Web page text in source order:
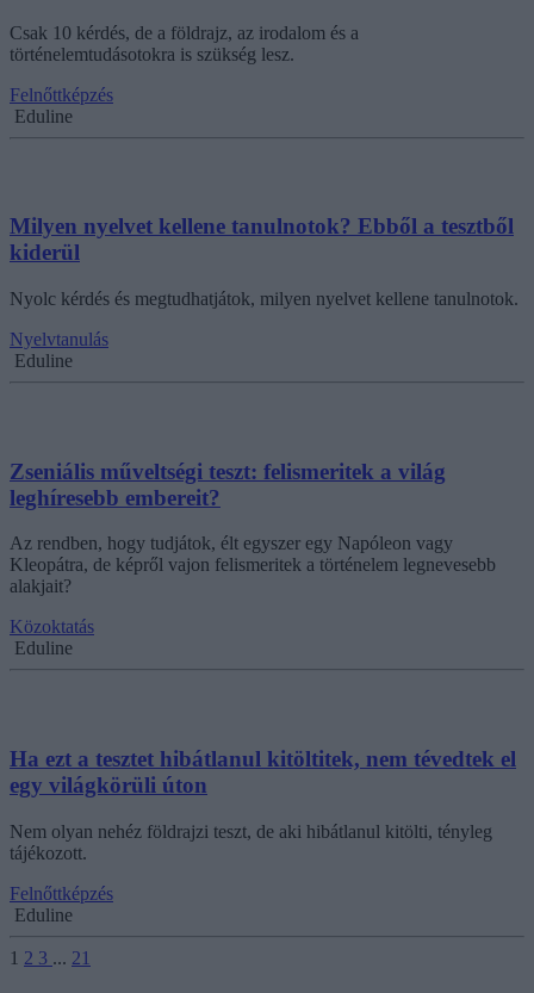
Csak 10 kérdés, de a földrajz, az irodalom és a
történelemtudásotokra is szükség lesz.
Felnőttképzés
Eduline
Milyen nyelvet kellene tanulnotok? Ebből a tesztből
kiderül
Nyolc kérdés és megtudhatjátok, milyen nyelvet kellene tanulnotok.
Nyelvtanulás
Eduline
Zseniális műveltségi teszt: felismeritek a világ
leghíresebb embereit?
Az rendben, hogy tudjátok, élt egyszer egy Napóleon vagy
Kleopátra, de képről vajon felismeritek a történelem legnevesebb
alakjait?
Közoktatás
Eduline
Ha ezt a tesztet hibátlanul kitöltitek, nem tévedtek el
egy világkörüli úton
Nem olyan nehéz földrajzi teszt, de aki hibátlanul kitölti, tényleg
tájékozott.
Felnőttképzés
Eduline
1 2 3 ... 21